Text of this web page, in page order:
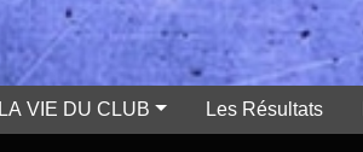
LA VIE DU CLUB Les Résultats